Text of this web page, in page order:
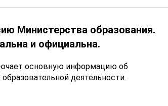
Министерства образования.
и официальна.
основную информацию об
деятельности.